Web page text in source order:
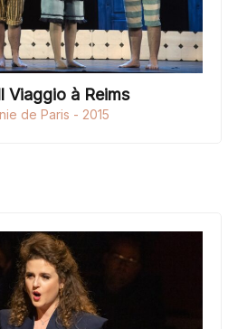
Viaggio à Reims
de Paris - 2015